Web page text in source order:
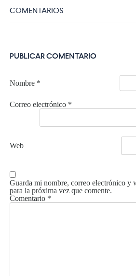
COMENTARIOS
PUBLICAR COMENTARIO
Nombre *
Correo electrónico *
Web
Guarda mi nombre, correo electrónico y
para la próxima vez que comente.
Comentario *